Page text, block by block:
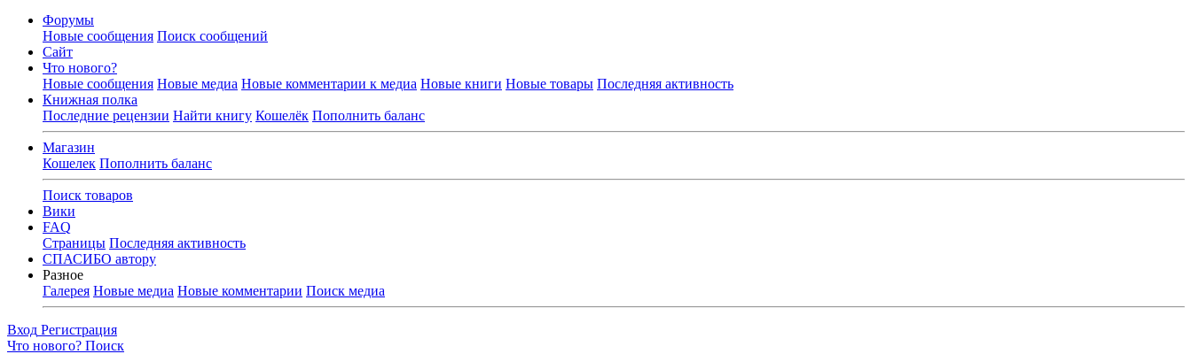
Форумы
Новые сообщения Поиск сообщений
Сайт
Что нового?
Новые сообщения Новые медиа Новые комментарии к медиа Новые книги Новые товары Последняя активность
Книжная полка
Последние рецензии Найти книгу Кошелёк Пополнить баланс
Магазин
Кошелек Пополнить баланс
Поиск товаров
Вики
FAQ
Страницы Последняя активность
СПАСИБО автору
Разное
Галерея Новые медиа Новые комментарии Поиск медиа
Вход Регистрация
Что нового? Поиск